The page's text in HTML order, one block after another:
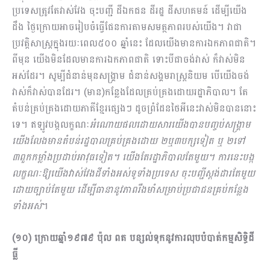
ប្រទេសត្រូវតែវាស់វែង ចុះបញ្ជី ដីឯកជន ដីរដ្ឋ ដីសហគមន៍ ដើម្បីយើង
ដឹង ថ្ងៃក្រោយអាចរៀបចំធ្វើផែនការតាមសមត្ថភាពរបស់យើង។ វាជា
ប្រវត្តិសាស្រ្តក្នុងរយៈពេល៥០០ ឆ្នាំនេះ ដែលយើងមានការឯកភាពជាតិ។
ពីមុន យើងមិនដែលមានការឯកភាពជាតិ ទោះបីជាចង់វាស់ ក៏វាស់មិន
អស់ដែរ។ សូម្បីជំនាន់មុនសង្គ្រាម ជំនាន់សង្គមរាស្ត្រនិយម បើយើងចង់
វាស់ក៏វាស់បានដែរ។ (មាន)កន្លែងដែលគ្រប់គ្រងដោយរដ្ឋាភិបាល។ តែ
តំបន់គ្រប់គ្រងដោយភាគីខ្មែរផ្សេងៗ ដូចព្រំដែនថៃអីនេះវាស់មិនបាននោះ
ទេ។ ឥ​ឡូវបង្កលក្ខណៈអំណោយផលដោយសារយើងបានបញ្ចប់សង្គ្រាម
យើងលែងមានតំបន់រដ្ឋបាលគ្រប់គ្រងដោយ ២ឬ៣បក្សទៀត ឬ ២ទៅ
៣ពួក​កម្លាំងប្រដាប់អាវុធទៀត។ យើងតែរដ្ឋាភិបាលតែមួយ។ ការនេះបង្ក
លក្ខណៈឱ្យយើងវាស់វែងដីទាំងអស់ទូទាំងប្រទេស ចុះបញ្ជីស្តង់ដារតែមួយ
ដោយច្បាប់តែមួយ ដើម្បីធានានូវភាពរឹងមាំសម្រាប់ប្រជាជនគ្រប់កន្លែង
ទាំងអស់។
(១០) ក្រោយឆ្នាំ១៩៧៩ ប៉ុល ពត បន្សល់ទុកនូវការលុបបំបាត់កម្មសិទ្ធិដី
ធ្លី